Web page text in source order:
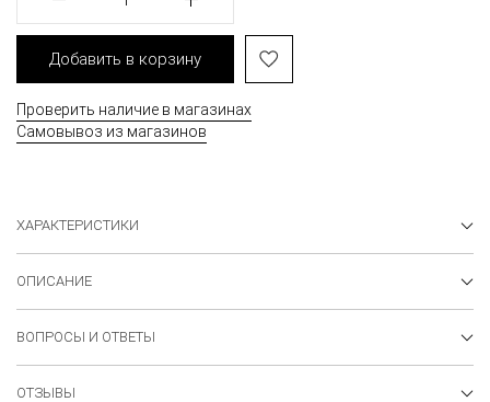
Добавить в корзину
Проверить наличие в магазинах
Самовывоз из магазинов
ХАРАКТЕРИСТИКИ
ОПИСАНИЕ
ВОПРОСЫ И ОТВЕТЫ
ОТЗЫВЫ